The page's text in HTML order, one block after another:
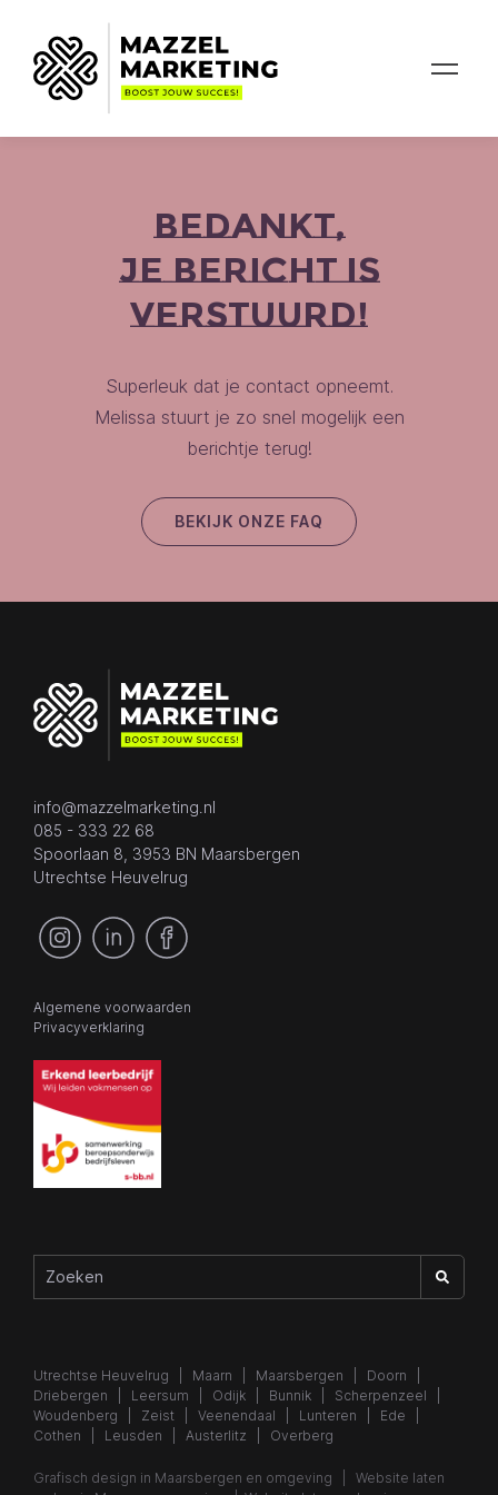
Bedankt,
je bericht is
verstuurd!
Superleuk dat je contact opneemt.
Melissa stuurt je zo snel mogelijk een
berichtje terug!
BEKIJK ONZE FAQ
info@mazzelmarketing.nl
085 - 333 22 68
Spoorlaan 8, 3953 BN Maarsbergen
Utrechtse Heuvelrug
Algemene voorwaarden
Privacyverklaring
Utrechtse Heuvelrug | Maarn Maarsbergen | Doorn |
Driebergen | Leersum | Odijk | Bunnik | Scherpenzeel |
Woudenberg | Zeist | Veenendaal | Lunteren | Ede |
Cothen | Leusden | Austerlitz | Overberg
Grafisch design in Maarsbergen en omgeving
Website laten